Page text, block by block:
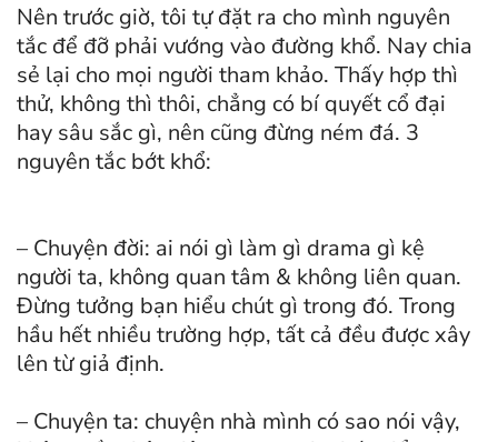
Nên trước giờ, tôi tự đặt ra cho mình nguyên
tắc để đỡ phải vướng vào đường khổ. Nay chia
sẻ lại cho mọi người tham khảo. Thấy hợp thì
thử, không thì thôi, chẳng có bí quyết cổ đại
hay sâu sắc gì, nên cũng đừng ném đá. 3
nguyên tắc bớt khổ:
– Chuyện đời: ai nói gì làm gì drama gì kệ
người ta, không quan tâm & không liên quan.
Đừng tưởng bạn hiểu chút gì trong đó. Trong
hầu hết nhiều trường hợp, tất cả đều được xây
lên từ giả định.
– Chuyện ta: chuyện nhà mình có sao nói vậy,